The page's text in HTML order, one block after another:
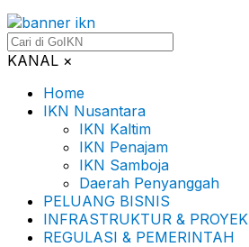
KANAL ×
Home
IKN Nusantara
IKN Kaltim
IKN Penajam
IKN Samboja
Daerah Penyanggah
PELUANG BISNIS
INFRASTRUKTUR & PROYEK
REGULASI & PEMERINTAH